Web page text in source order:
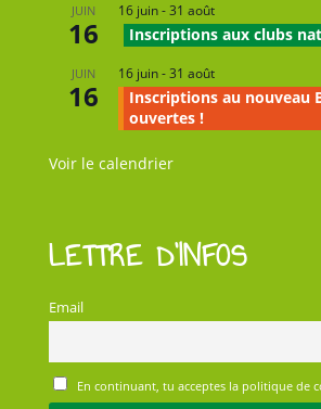
JUIN
16
16 juin-31 août
Inscriptions aux clubs
JUIN
16
16 juin-31 août
Inscriptions au nouveau
ouvertes !
Voir le calendrier
LETTRE D’INFOS
Email
En continuant, tu acceptes la politique de